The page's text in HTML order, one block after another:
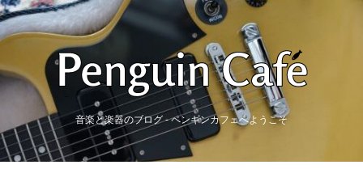
音楽と楽器のブログ - ペンギンカフェへようこそ